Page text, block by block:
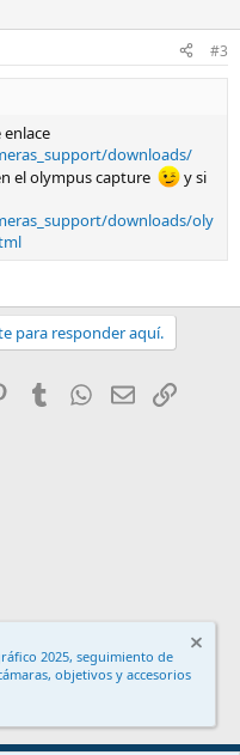
#3
downloads/
el olympus capture
y si
downloads/oly
para responder aquí.
PinterestTumblr WhatsApp
EmailEnlace
2025, seguimiento de
objetivos y accesorios